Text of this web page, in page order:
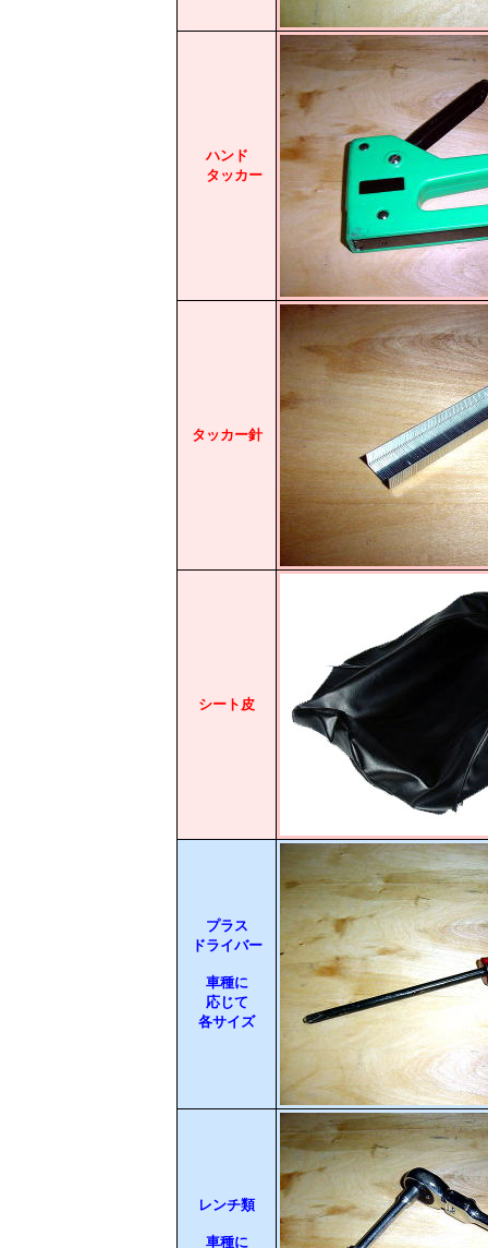
ハンド
タッカー
タッカー針
シート皮
プラス
ドライバー
車種に
応じて
各サイズ
レンチ類
車種に